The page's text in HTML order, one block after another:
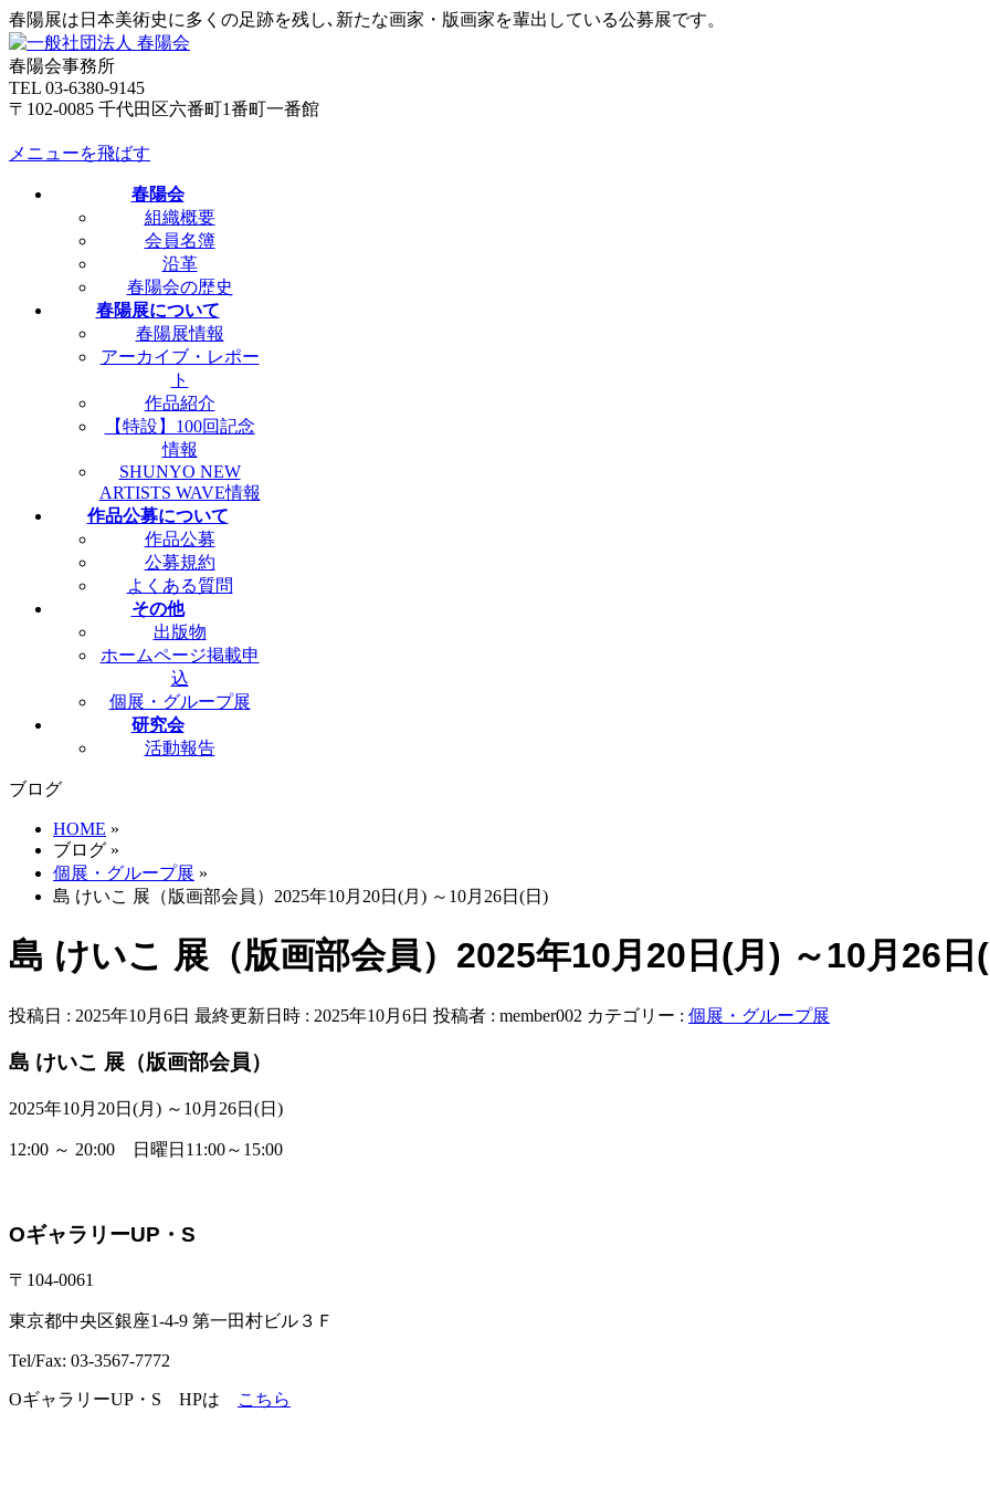
春陽展は日本美術史に多くの足跡を残し､新たな画家・版画家を輩出している公募展です。
春陽会事務所
TEL 03-6380-9145
〒102-0085 千代田区六番町1番町一番館
メニューを飛ばす
春陽会
組織概要
会員名簿
沿革
春陽会の歴史
春陽展について
春陽展情報
アーカイブ・レポー
ト
作品紹介
【特設】100回記念
情報
SHUNYO NEW
ARTISTS WAVE情報
作品公募について
作品公募
公募規約
よくある質問
その他
出版物
ホームページ掲載申
込
個展・グループ展
研究会
活動報告
ブログ
HOME »
ブログ »
個展・グループ展 »
島 けいこ 展（版画部会員）2025年10月20日(月) ～10月26日(日)
島 けいこ 展（版画部会員）2025年10月20日(月) ～10月26日
投稿日 : 2025年10月6日 最終更新日時 : 2025年10月6日 投稿者 : member002 カテゴリー : 個展・グループ展
島 けいこ 展（版画部会員）
2025年10月20日(月) ～10月26日(日)
12:00 ～ 20:00 日曜日11:00～15:00
OギャラリーUP・S
〒104-0061
東京都中央区銀座1-4-9 第一田村ビル３Ｆ
Tel/Fax: 03-3567-7772
OギャラリーUP・S HPは こちら